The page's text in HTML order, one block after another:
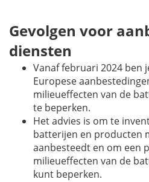
Gevolgen voor
diensten
Vanaf februari 2024 ben
Europese
milieueffecten van de
te beperken.
Het advies is om te
batterijen en producten
aanbesteedt en om een
milieueffecten van de
kunt beperken.